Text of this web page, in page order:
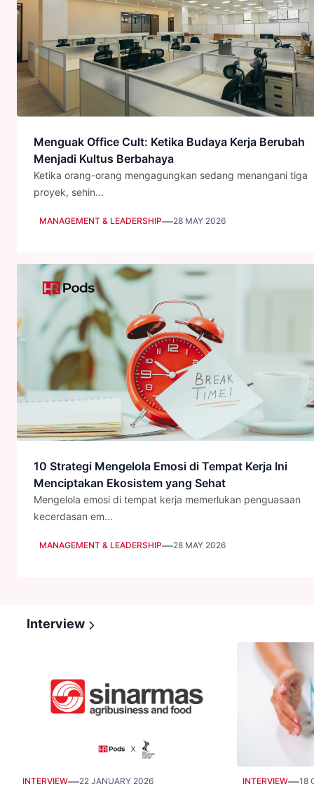
Menguak Office Cult: Ketika Budaya Kerja Berubah
Menjadi Kultus Berbahaya
Ketika orang-orang mengagungkan sedang menangani tiga
proyek, sehin...
MANAGEMENT & LEADERSHIP—28 MAY 2026
10 Strategi Mengelola Emosi di Tempat Kerja Ini
Menciptakan Ekosistem yang Sehat
Mengelola emosi di tempat kerja memerlukan penguasaan
kecerdasan em...
MANAGEMENT & LEADERSHIP—28 MAY 2026
Interview
INTERVIEW—22 JANUARY 2026 INTERVIEW—18